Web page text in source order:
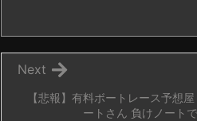
【悲報】有料ボートレース予想
ートさん 負けノート
Next